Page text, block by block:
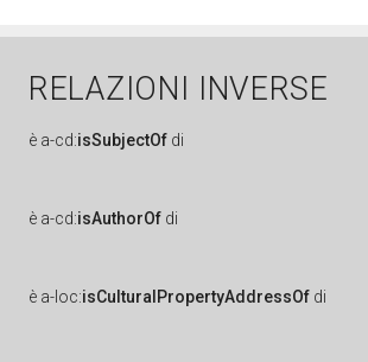
RELAZIONI INVERSE
è a-cd:isSubjectOf di
è a-cd:isAuthorOf di
è a-loc:isCulturalPropertyAddressOf di